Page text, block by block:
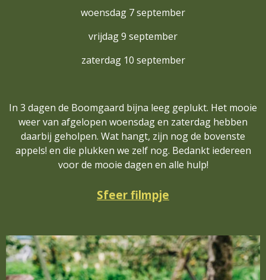
woensdag 7 september
vrijdag 9 september
zaterdag 10 september
In 3 dagen de Boomgaard bijna leeg geplukt. Het mooie
weer van afgelopen woensdag en zaterdag hebben
daarbij geholpen. Wat hangt, zijn nog de bovenste
appels! en die plukken we zelf nog. Bedankt iedereen
voor de mooie dagen en alle hulp!
Sfeer filmpje